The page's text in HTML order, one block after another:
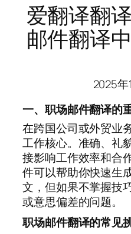
爱翻译翻
邮件翻译
2025年
一、职场邮件翻译的
在跨国公司或外贸业
工作核心。准确、礼
接影响工作效率和合
件可以帮助你快速生
文，但如果不掌握技
或意思偏差的问题。
职场邮件翻译的常见